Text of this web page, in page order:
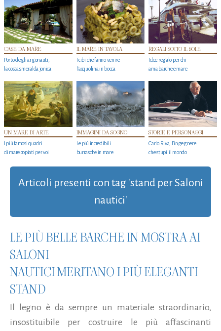
CASE DA MARE
Porto degli argonauti,
la costa smeralda jonica
IL MARE IN TAVOLA
I cibi che fanno venire
l’acquolina in bocca
REGALI SOTTO IL SOLE
Idee regalo per chi
ama barche e mare
UN MARE DI ARTE
I più famosi quadri
di mare copiati per voi
IMMAGINI DA SOGNO
Le più incredibili
burrasche in mare
STORIE E PERSONAGGI
Carlo Riva, l’ingegnere
che stupi' il mondo
Articoli presenti con tag 'stand per Saloni
nautici'
LE PIÙ BELLE BARCHE IN MOSTRA AI
SALONI
NAUTICI MERITANO I PIÙ ELEGANTI
STAND
Il legno è da sempre un materiale straordinario,
insostituibile per costruire le più affascinanti